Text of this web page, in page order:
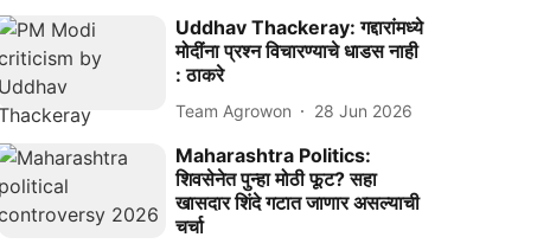
Uddhav Thackeray: गद्दारांमध्ये
मोदींना प्रश्‍न विचारण्याचे धाडस नाही
: ठाकरे
Team Agrowon 28 Jun 2026
Maharashtra Politics:
शिवसेनेत पुन्हा मोठी फूट? सहा
खासदार शिंदे गटात जाणार असल्याची
चर्चा